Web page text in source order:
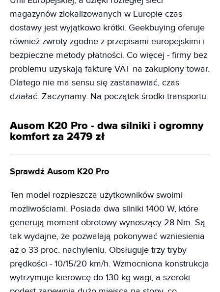
magazynów zlokalizowanych w Europie czas
dostawy jest wyjątkowo krótki. Geekbuying oferuje
również zwroty zgodne z przepisami europejskimi i
bezpieczne metody płatności. Co więcej - firmy bez
problemu uzyskają fakturę VAT na zakupiony towar.
Dlatego nie ma sensu się zastanawiać, czas
działać. Zaczynamy. Na początek środki transportu.
Ausom K20 Pro - dwa silniki i ogromny
komfort za 2479 zł
Sprawdź Ausom K20 Pro
Ten model rozpieszcza użytkowników swoimi
możliwościami. Posiada dwa silniki 1400 W, które
generują moment obrotowy wynoszący 28 Nm. Są
tak wydajne, że pozwalają pokonywać wzniesienia
aż o 33 proc. nachyleniu. Obsługuje trzy tryby
prędkości - 10/15/20 km/h. Wzmocniona konstrukcja
wytrzymuje kierowcę do 130 kg wagi, a szeroki